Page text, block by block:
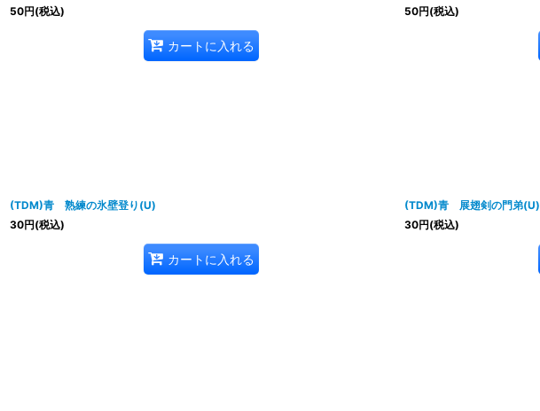
50円(税込)
カートに入れる
50円(税込)
(TDM)青 熟練の氷壁登り(U)
30円(税込)
カートに入れる
(TDM)青 展翅剣の門弟(U)
30円(税込)